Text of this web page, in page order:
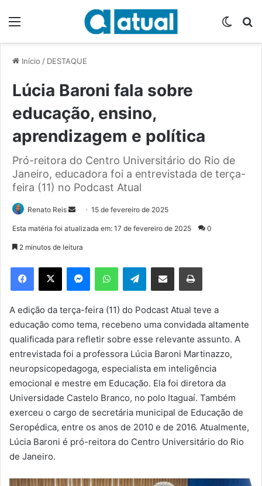
Início / DESTAQUE
Lúcia Baroni fala sobre
educação, ensino,
aprendizagem e política
Pró-reitora do Centro Universitário do Rio de
Janeiro, educadora foi a entrevistada de terça-
feira (11) no Podcast Atual
Renato Reis
d
e
u
m
e
-
m
a
15 de fevereiro de 2025
Esta matéria foi atualizada em: 17 de fevereiro de 2025 0
2 minutos de leitura
Telegram
A edição da terça-feira (11) do Podcast Atual teve a
educação como tema, recebeno uma convidada altamente
qualificada para refletir sobre esse relevante assunto. A
entrevistada foi a professora Lúcia Baroni Martinazzo,
neuropsicopedagoga, especialista em inteligência
emocional e mestre em Educação. Ela foi diretora da
Universidade Castelo Branco, no polo Itaguaí. Também
exerceu o cargo de secretária municipal de Educação de
Seropédica, entre os anos de 2010 e de 2016. Atualmente,
Lúcia Baroni é pró-reitora do Centro Universitário do Rio
de Janeiro.